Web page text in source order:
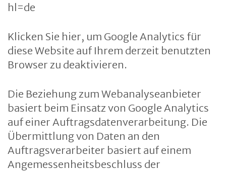
hl=de
Klicken Sie hier, um Google Analytics für
diese Website auf Ihrem derzeit benutzten
Browser zu deaktivieren.
Die Beziehung zum Webanalyseanbieter
basiert beim Einsatz von Google Analytics
auf einer Auftragsdatenverarbeitung. Die
Übermittlung von Daten an den
Auftragsverarbeiter basiert auf einem
Angemessenheitsbeschluss der